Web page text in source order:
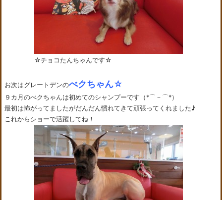
☆チョコたんちゃんです☆
お次はグレートデンのべクちゃん☆
９カ月のべクちゃんは初めてのシャンプーです（*⌒－⌒*）
最初は怖がってましたがだんだん慣れてきて頑張ってくれました♪
これからショーで活躍してね！